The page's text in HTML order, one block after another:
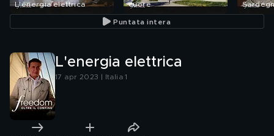
L'energia elettrica
cuore
Puntata intera
L'energia elettrica
17 apr 2023 | Italia 1